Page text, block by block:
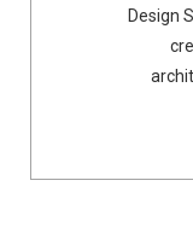
Design